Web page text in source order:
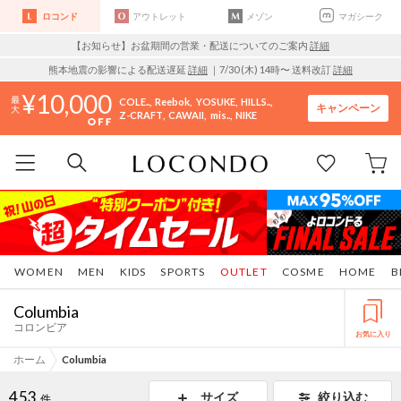
ロコンド アウトレット メゾン マガシーク
【お知らせ】お盆期間の営業・配送についてのご案内 詳細
熊本地震の影響による配送遅延 詳細 ｜7/30 (木) 14時〜 送料改訂詳細
10,000 COLE.. Reebok YOSUKE HILLS..
Z-CRAFT CAWAII mis.. NIKE
キャンペーン
WOMEN MEN KIDS SPORTS COSME HOME
OUTLET
Columbia
コロンビア お気に入り
ホーム Columbia
453 サイズ 絞り込む